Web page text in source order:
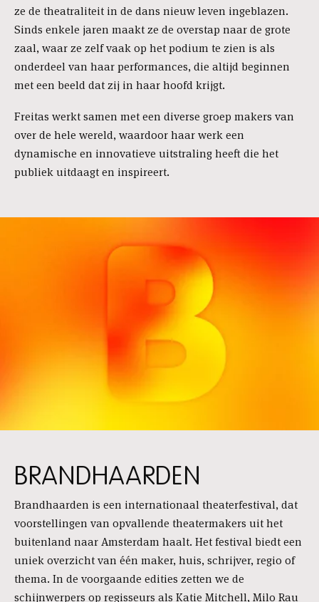
ze de theatraliteit in de dans nieuw leven ingeblazen.
Sinds enkele jaren maakt ze de overstap naar de grote
zaal, waar ze zelf vaak op het podium te zien is als
onderdeel van haar performances, die altijd beginnen
met een beeld dat zij in haar hoofd krijgt.
Freitas werkt samen met een diverse groep makers van
over de hele wereld, waardoor haar werk een
dynamische en innovatieve uitstraling heeft die het
publiek uitdaagt en inspireert.
BRANDHAARDEN
Brandhaarden is een internationaal theaterfestival, dat
voorstellingen van opvallende theatermakers uit het
buitenland naar Amsterdam haalt. Het festival biedt een
uniek overzicht van één maker, huis, schrijver, regio of
thema. In de voorgaande edities zetten we de
schijnwerpers op regisseurs als Katie Mitchell, Milo Rau